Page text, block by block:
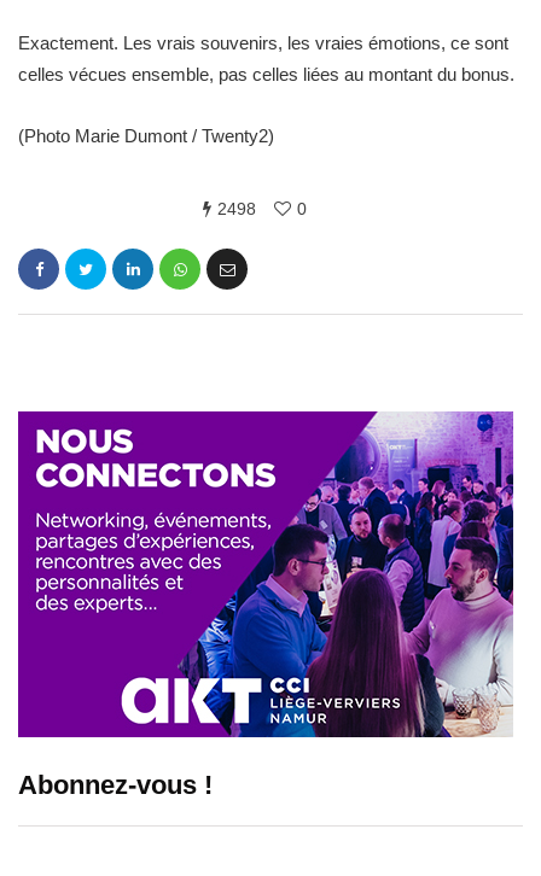
Exactement. Les vrais souvenirs, les vraies émotions, ce sont
celles vécues ensemble, pas celles liées au montant du bonus.
(Photo Marie Dumont / Twenty2)
2498 0
Abonnez-vous !